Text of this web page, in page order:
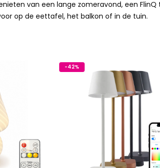
van een lange zomeravond, een
op de eettafel, het balkon of in de tuin.
-42%